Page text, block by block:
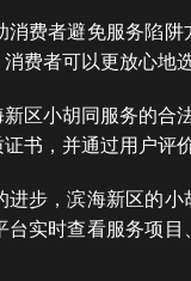
消费者避免服务陷
费者可以更放心地
区小胡同服务的合
书，并通过用户评
进步，滨海新区的
实时查看服务项